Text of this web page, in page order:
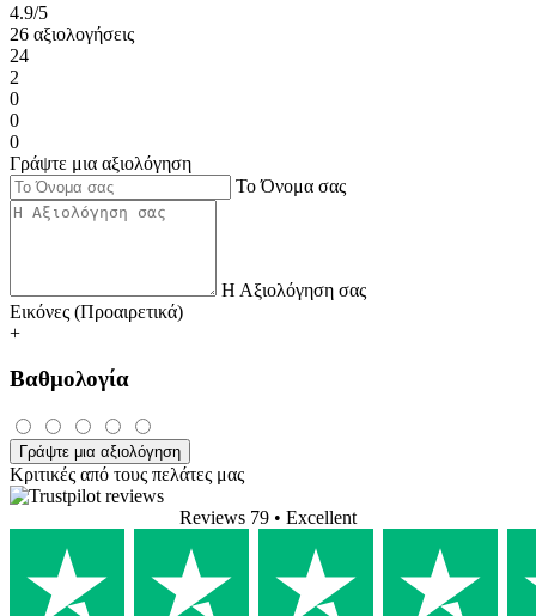
4.9/5
26 αξιολογήσεις
24
2
0
0
0
Γράψτε μια αξιολόγηση
Το Όνομα σας
Η Αξιολόγηση σας
Εικόνες (Προαιρετικά)
+
Βαθμολογία
Γράψτε μια αξιολόγηση
Κριτικές από τους πελάτες μας
Reviews 79 • Excellent